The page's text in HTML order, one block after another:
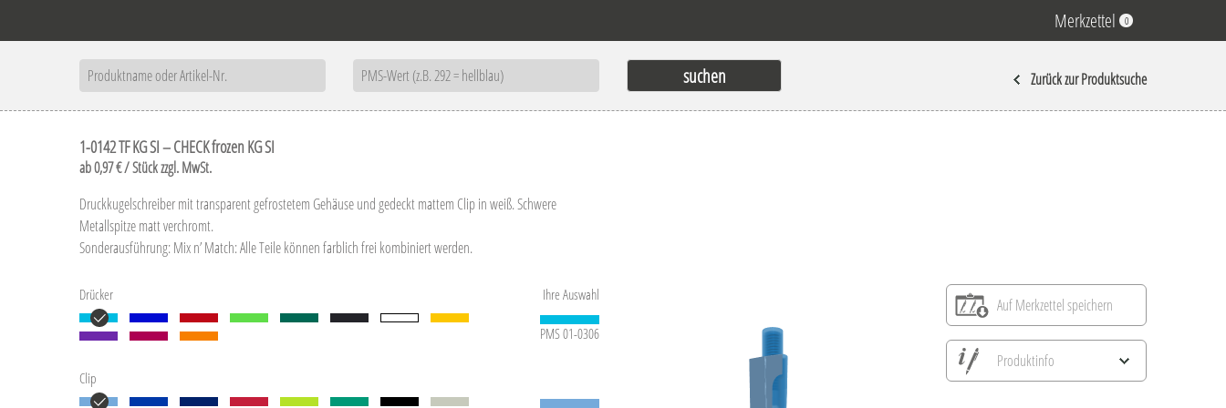
Merkzettel 0
Zurück zur Produktsuche
1-0142 TF KG SI – CHECK frozen KG SI
ab 0,97 € / Stück zzgl. MwSt.
Druckkugelschreiber mit transparent gefrostetem Gehäuse und gedeckt mattem Clip in weiß. Schwere
Metallspitze matt verchromt.
Sonderausführung: Mix n’ Match: Alle Teile können farblich frei kombiniert werden.
Ihre Auswahl
Drücker
PMS 01-0306
Clip
Auf Merkzettel speichern
Produktinfo